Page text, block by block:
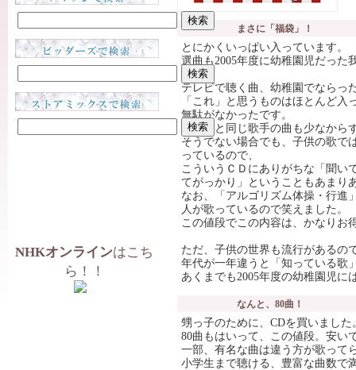
まさに「福袋」！
とにかくいっぱい入っています。
選曲も2005年度に幼稚園児だった
で、
テレビで聴く曲、幼稚園でならっ
「これ」と思うものはほとんど
無駄がなかったです。
テレビと同じ歌手の曲も少なから
そうでない場合でも、子供の歌で
っているので、
こういうＣＤにありがちな「聞い
てがっかり」ということもあまり
なお、「アルゴリズム体操・行進
人が歌っているので笑えました。
この値段でこの内容は、かなりお
ただ、子供の世界も流行があるの
年代が一年違うと「知っている歌
あくまでも2005年度の幼稚園児に
なんと、80曲！
甥っ子のために、CDを買いました
80曲もはいって、この値段。安い
一部、有名な曲は違う方が歌って
小学生まで聴ける、豊富な曲数で
NHKオンラインはこち
ら！！